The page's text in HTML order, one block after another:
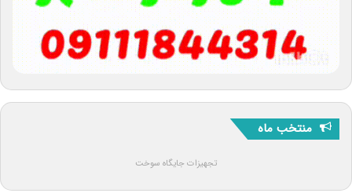
منتخب ماه
تجهیزات جایگاه سوخت